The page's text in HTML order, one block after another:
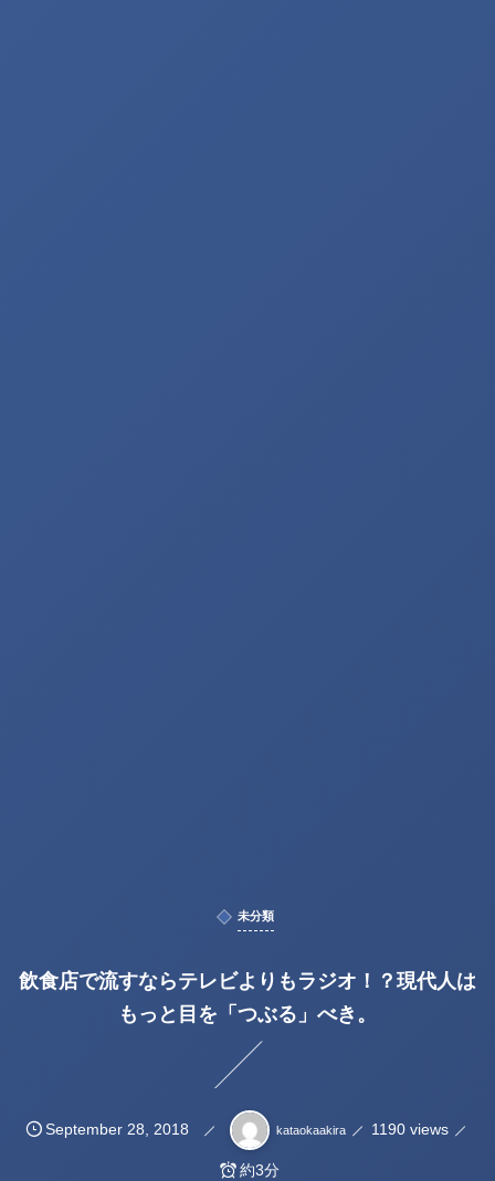
未分類
飲食店で流すならテレビよりもラジオ！？現代人は
もっと目を「つぶる」べき。
September 28,2018 kataokaakira 1190 views
約3分